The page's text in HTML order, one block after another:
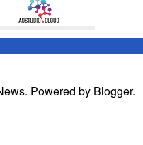
Powered by Blogger.